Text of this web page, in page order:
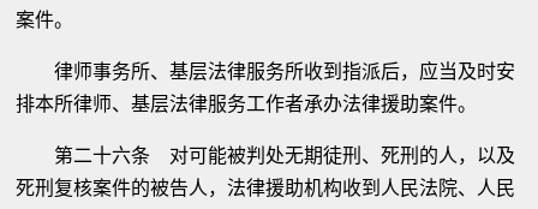
案件。
律师事务所、基层法律服务所收到指派后，应当及时安
排本所律师、基层法律服务工作者承办法律援助案件。
第二十六条 对可能被判处无期徒刑、死刑的人，以及
死刑复核案件的被告人，法律援助机构收到人民法院、人民